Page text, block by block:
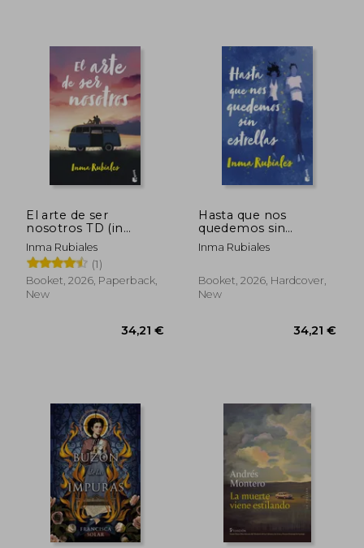
29,06 €
El arte de ser
nosotros TD (in
Spanish)
Inma Rubiales
(1)
Booket, 2026, Paperback,
New
34,21 €
Hasta que nos
quedemos sin
estrellas TD (in
Spanish)
Inma Rubiales
Booket, 2026, Hardcover,
New